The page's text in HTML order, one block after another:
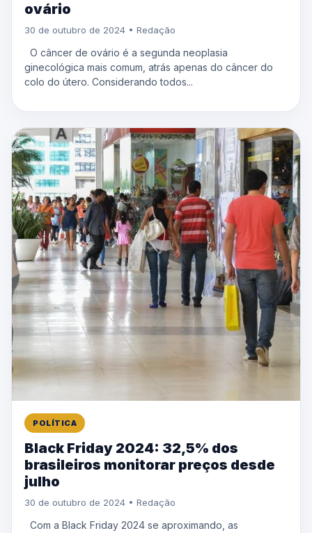
ovário
30 de outubro de 2024 • Redação
O câncer de ovário é a segunda neoplasia
ginecológica mais comum, atrás apenas do câncer do
colo do útero. Considerando todos...
POLÍTICA
Black Friday 2024: 32,5% dos
brasileiros monitorar preços desde
julho
30 de outubro de 2024 • Redação
Com a Black Friday 2024 se aproximando, as